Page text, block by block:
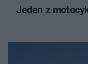
Jeden z